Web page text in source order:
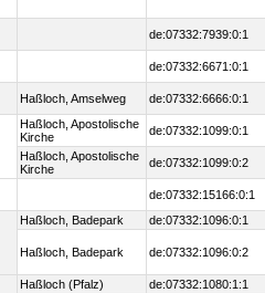
de:07332:7939:0:1
de:07332:6671:0:1
Haßloch, Amselweg de:07332:6666:0:1
Haßloch, Apostolische
Kirche
de:07332:1099:0:1
Haßloch, Apostolische
Kirche
de:07332:1099:0:2
de:07332:15166:0:1
Haßloch, Badepark de:07332:1096:0:1
Haßloch, Badepark de:07332:1096:0:2
Haßloch (Pfalz)
de:07332:1080:1:1